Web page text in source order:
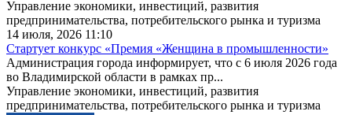
Управление экономики, инвестиций, развития
предпринимательства, потребительского рынка и туризма
14 июля, 2026 11:10
Стартует конкурс «Премия «Женщина в промышленности»
Администрация города информирует, что с 6 июля 2026 года
во Владимирской области в рамках пр...
Управление экономики, инвестиций, развития
предпринимательства, потребительского рынка и туризма